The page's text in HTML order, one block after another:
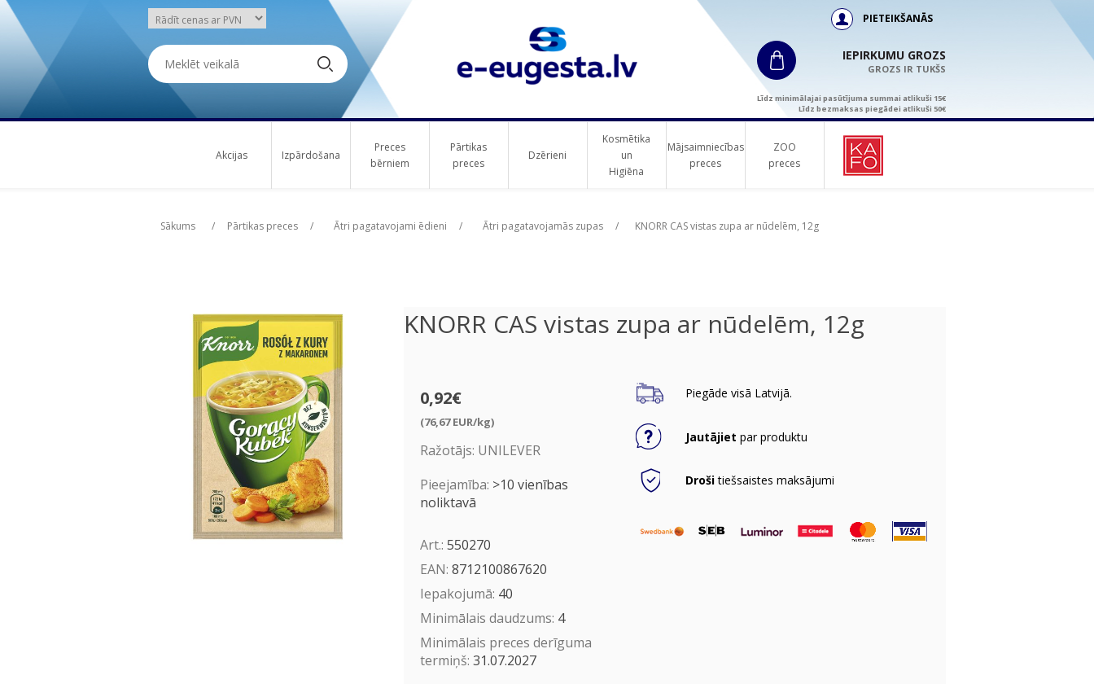
PIETEIKŠANĀS
IEPIRKUMU GROZS
GROZS IR TUKŠS
Līdz minimālajai pasūtījuma summai atlikuši 15€
Līdz bezmaksas piegādei atlikuši 50€
Akcijas Izpārdošana
Preces
bērniem
Pārtikas
preces
Dzērieni
Kosmētika
un
Higiēna
Mājsaimniecības
preces
ZOO
preces
Sākums / Pārtikas preces / Ātri pagatavojami ēdieni / Ātri pagatavojamās zupas / KNORR CAS vistas zupa ar nūdelēm, 12g
KNORR CAS vistas zupa ar nūdelēm, 12g
0,92€
(76,67 EUR/kg)
Ražotājs: UNILEVER
Pieejamība: >10 vienības
noliktavā
Art.: 550270
EAN: 8712100867620
Iepakojumā: 40
Minimālais daudzums: 4
Minimālais preces derīguma
termiņš: 31.07.2027
Piegāde visā Latvijā.
Jautājiet par produktu
Drošitiešsaistes maksājumi